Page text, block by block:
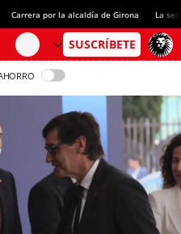
Carrera por la alcaldía de Girona La